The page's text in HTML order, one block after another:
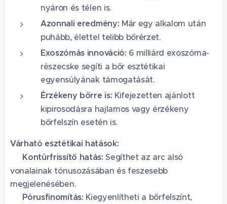
nyáron és télen is.
Azonnali eredmény: Már egy alkalom után
puhább, élettel telibb bőrérzet.
Exoszómás innováció: 6 milliárd exoszóma-
részecske segíti a bőr esztétikai
egyensúlyának támogatását.
Érzékeny bőrre is: Kifejezetten ajánlott
kipirosodásra hajlamos vagy érzékeny
bőrfelszín esetén is.
Várható esztétikai hatások:
Kontúrfrissítő hatás: Segíthet az arc alsó
vonalainak tónusozásában és feszesebb
megjelenésében.
Pórusfinomítás: Kiegyenlítheti a bőrfelszínt,